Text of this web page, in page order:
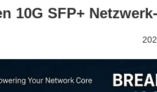
10G SFP+